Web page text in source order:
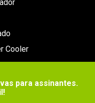
Cooler
para assinantes.